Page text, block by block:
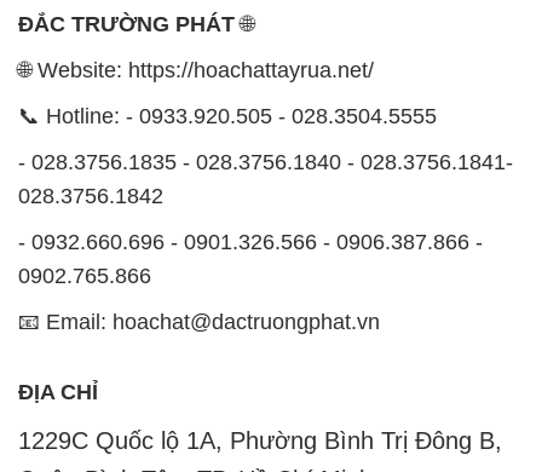
- 028.3756.1835 - 028.3756.1840 - 028.3756.1841-
0902.765.866
📧 Email: hoachat@dactruongphat.vn
ĐỊA CHỈ
1229C Quốc lộ 1A, Phường Bình Trị Đông B,
Quận Bình Tân, TP. Hồ Chí Minh
CÔNG TY XNK TM SX HÓA CHẤT ĐẮC TRƯỜNG